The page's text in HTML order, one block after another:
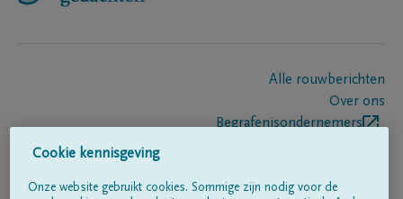
Alle rouwberichten
Over ons
Begrafenisondernemers
Cookie kennisgeving
Onze website gebruikt cookies. Sommige zijn nodig voor de